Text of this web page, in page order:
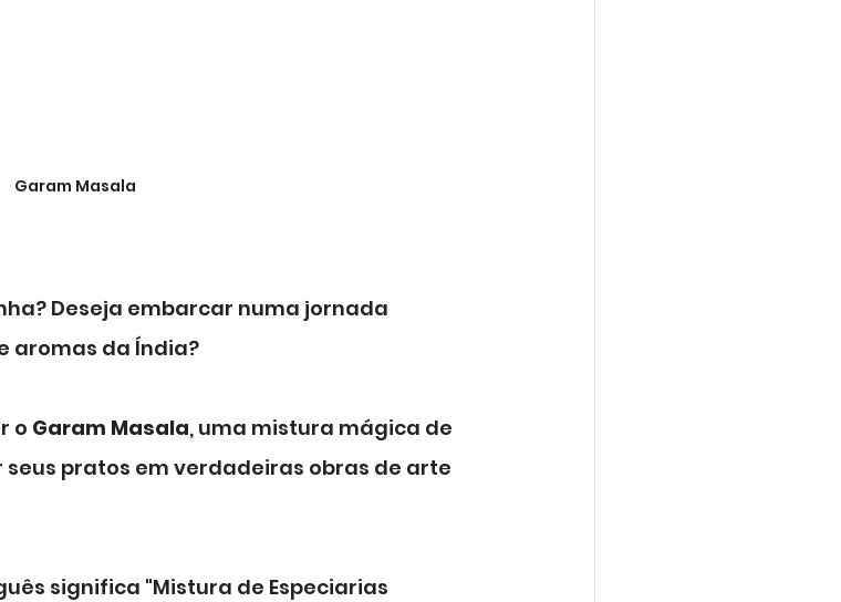
Garam Masala
Deseja embarcar numa jornada
aromas da Índia?
o Garam Masala, uma mistura mágica de
pratos em verdadeiras obras de arte
significa "Mistura de Especiarias